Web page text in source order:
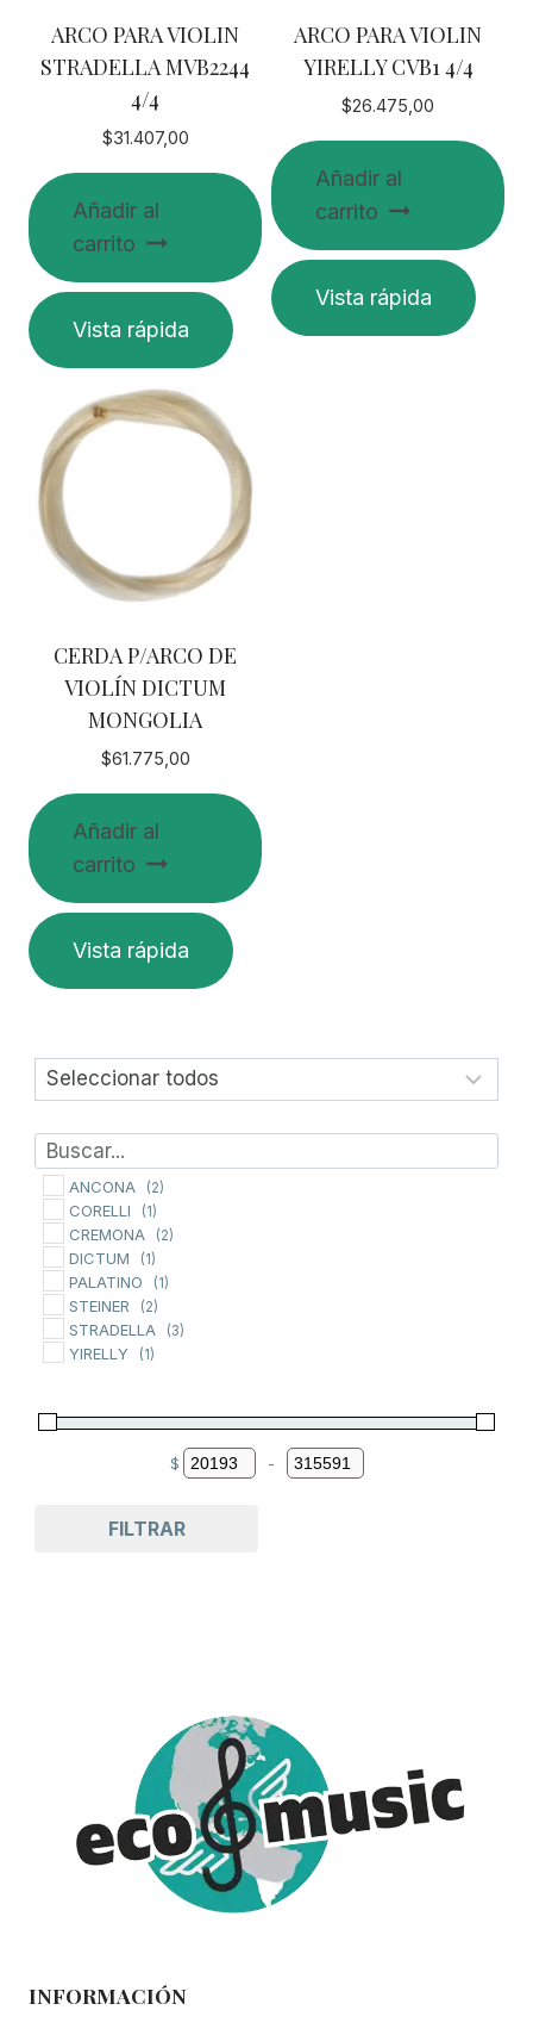
producto
ARCO PARA VIOLIN
STRADELLA MVB2244
4/4
$31.407,00
Añadir al
carrito
Vista rápida
ARCO PARA VIOLIN
YIRELLY CVB1 4/4
$26.475,00
Añadir al
carrito
Vista rápida
CERDA P/ARCO DE
VIOLÍN DICTUM
MONGOLIA
$61.775,00
Añadir al
carrito
Vista rápida
ANCONA (2)
CORELLI (1)
CREMONA (2)
DICTUM (1)
PALATINO (1)
STEINER (2)
STRADELLA (3)
YIRELLY (1)
$
Minimum Price
-
Maximum Price
FILTRAR
INFORMACIÓN